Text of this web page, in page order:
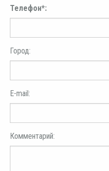
Телефон*:
Город:
E-mail:
Комментарий: